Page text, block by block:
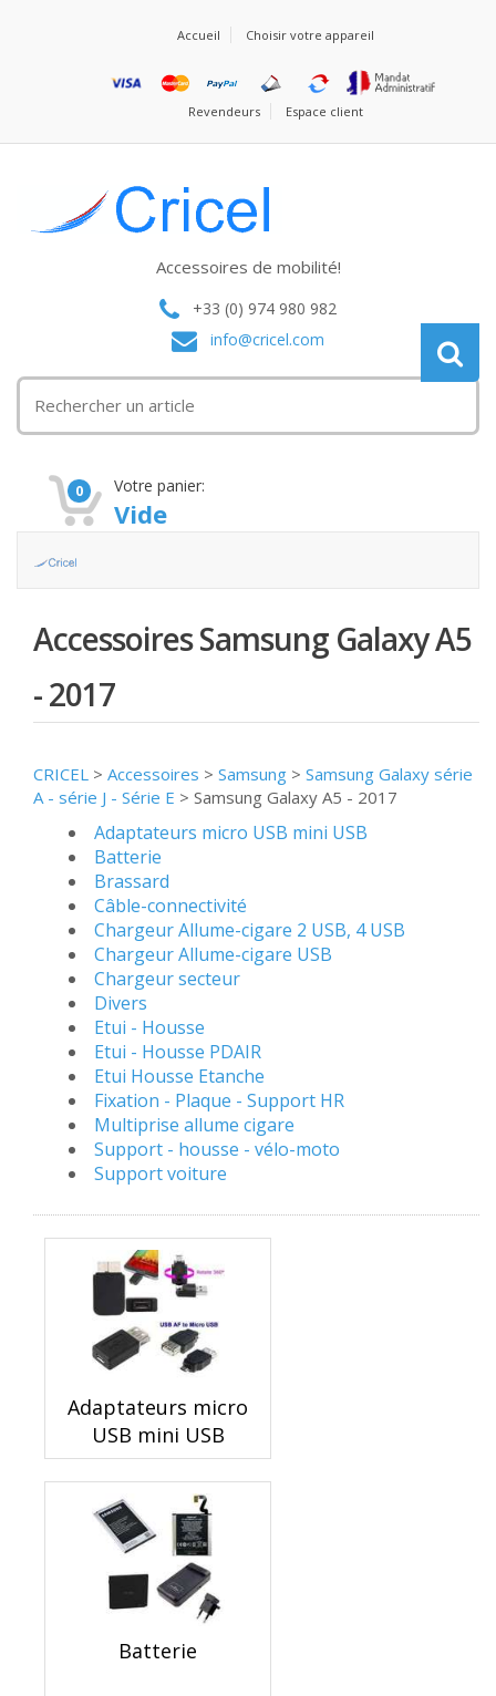
Accueil Choisir votre appareil
Revendeurs Espace client
Accessoires de mobilité!
+33 (0) 974 980 982
info@cricel.com
0 Votre panier:
Vide
Accessoires Samsung Galaxy A5
- 2017
CRICEL > Accessoires > Samsung > Samsung Galaxy série
A - série J - Série E > Samsung Galaxy A5 - 2017
Adaptateurs micro USB mini USB
Batterie
Brassard
Câble-connectivité
Chargeur Allume-cigare 2 USB, 4 USB
Chargeur Allume-cigare USB
Chargeur secteur
Divers
Etui - Housse
Etui - Housse PDAIR
Etui Housse Etanche
Fixation - Plaque - Support HR
Multiprise allume cigare
Support - housse - vélo-moto
Support voiture
Adaptateurs micro
USB mini USB
Batterie